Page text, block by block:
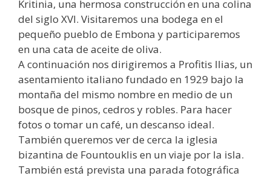
Kritinia, una hermosa construcción en una colina
del siglo XVI. Visitaremos una bodega en el
pequeño pueblo de Embona y participaremos
en una cata de aceite de oliva.
A continuación nos dirigiremos a Profitis Ilias, un
asentamiento italiano fundado en 1929 bajo la
montaña del mismo nombre en medio de un
bosque de pinos, cedros y robles. Para hacer
fotos o tomar un café, un descanso ideal.
También queremos ver de cerca la iglesia
bizantina de Fountouklis en un viaje por la isla.
También está prevista una parada fotográfica